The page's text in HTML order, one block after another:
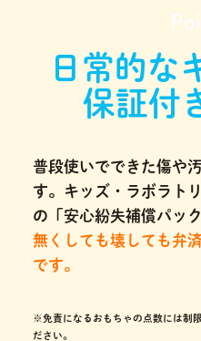
日常的な
保証付
普段使いでできた傷や
す。キッズ・ラボラト
の「安心紛失補償パッ
無くしても壊しても弁
です。
※免責になるおもちゃの点数には制
ださい。